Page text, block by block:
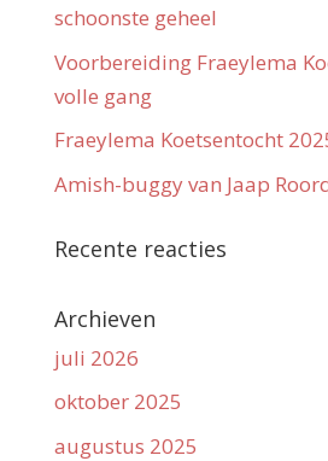
schoonste geheel
Voorbereiding Fraeylema
volle gang
Fraeylema Koetsentocht
Amish-buggy van Jaap
Recente reacties
Archieven
juli 2026
oktober 2025
augustus 2025